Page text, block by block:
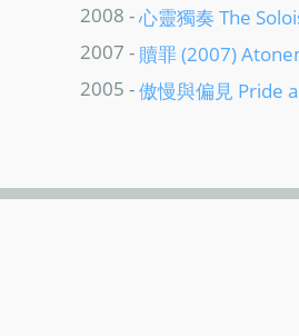
2008 -心靈獨奏 The
2007 - 贖罪 (2007)
2005 -傲慢與偏見 Pride